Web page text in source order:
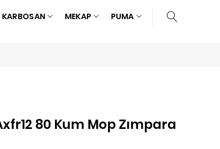
KARBOSAN MEKAP PUMA
80 Kum Mop Zımpara